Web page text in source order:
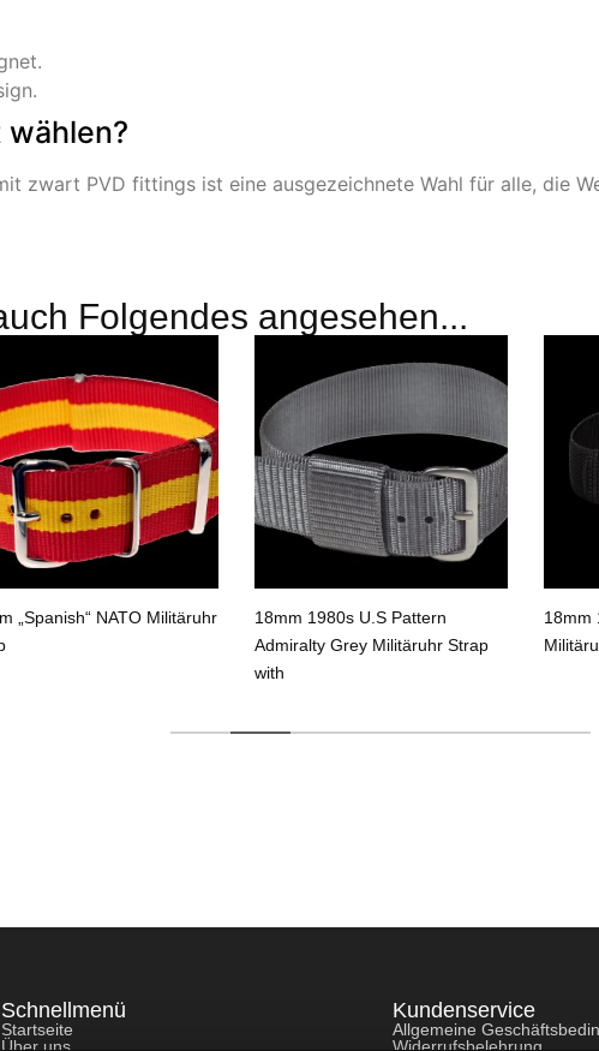
zwart PVD fittings ist eine ausgezeichnete Wahl für alle, die
Folgendes angesehen...
„Spanish“ NATO Militäruhr
18mm 1980s U.S Pattern
Admiralty Grey Militäruhr Strap
with
18mm
Schnellmenü
Startseite
Über uns
Kundenservice
Allgemeine
Widerrufsbelehrung